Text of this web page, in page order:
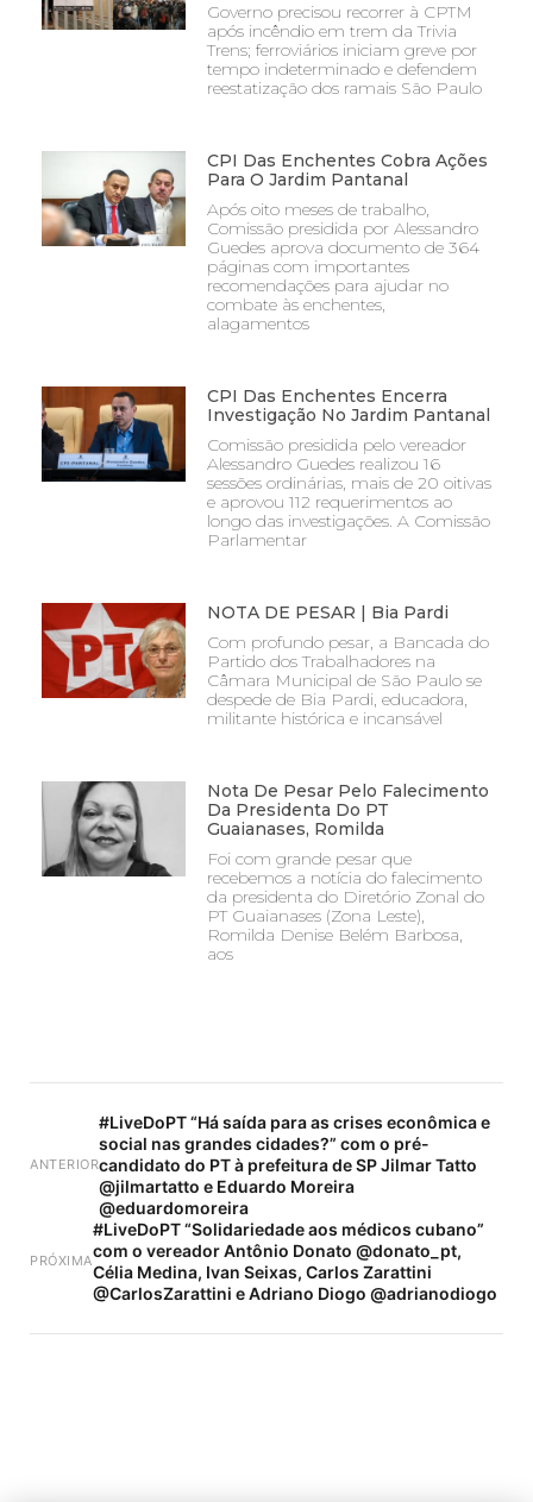
Governo precisou recorrer à CPTM
após incêndio em trem da Trivia
Trens; ferroviários iniciam greve por
tempo indeterminado e defendem
reestatização dos ramais São Paulo
CPI Das Enchentes Cobra Ações
Para O Jardim Pantanal
Após oito meses de trabalho,
Comissão presidida por Alessandro
Guedes aprova documento de 364
páginas com importantes
recomendações para ajudar no
combate às enchentes,
alagamentos
CPI Das Enchentes Encerra
Investigação No Jardim Pantanal
Comissão presidida pelo vereador
Alessandro Guedes realizou 16
sessões ordinárias, mais de 20 oitivas
e aprovou 112 requerimentos ao
longo das investigações. A Comissão
Parlamentar
NOTA DE PESAR | Bia Pardi
Com profundo pesar, a Bancada do
Partido dos Trabalhadores na
Câmara Municipal de São Paulo se
despede de Bia Pardi, educadora,
militante histórica e incansável
Nota De Pesar Pelo Falecimento
Da Presidenta Do PT
Guaianases, Romilda
Foi com grande pesar que
recebemos a notícia do falecimento
da presidenta do Diretório Zonal do
PT Guaianases (Zona Leste),
Romilda Denise Belém Barbosa,
aos
ANTERIOR
#LiveDoPT “Há saída para as crises econômica e
social nas grandes cidades?” com o pré-
candidato do PT à prefeitura de SP Jilmar Tatto
@jilmartatto e Eduardo Moreira
@eduardomoreira
PRÓXIMA
#LiveDoPT “Solidariedade aos médicos cubano”
com o vereador Antônio Donato @donato_pt,
Célia Medina, Ivan Seixas, Carlos Zarattini
@CarlosZarattini e Adriano Diogo @adrianodiogo